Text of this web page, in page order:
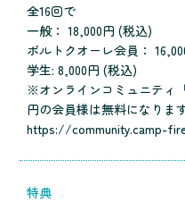
全16回で
一般： 18,000円 (税込)
ポルトクオーレ会員：
学生: 8,000円 (税込)
※オンラインコミュニティ
円の会員様は無料になりま
https://community.camp-
特典